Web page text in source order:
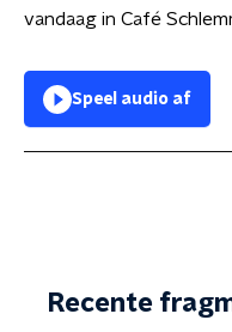
vandaag in Café
Speel audio af
Recente